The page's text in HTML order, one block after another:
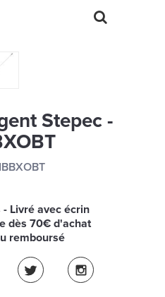
Stepec -
Livré avec écrin
dès 70€ d'achat
remboursé